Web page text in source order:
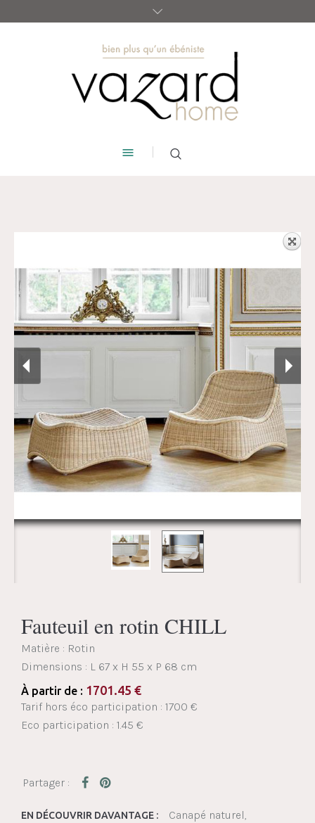
Fauteuil en rotin CHILL
Matière : Rotin
Dimensions : L 67 x H 55 x P 68 cm
À partir de : 1701.45 €
Tarif hors éco participation : 1700 €
Eco participation : 1.45 €
EN DÉCOUVRIR DAVANTAGE :
Canapé naturel